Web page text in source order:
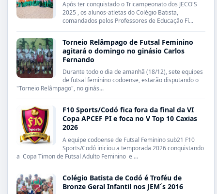
Após ter conquistado o Tricampeonato dos JECO'S
2025 , os alunos-atletas do Colégio Batista,
comandados pelos Professores de Educação Fí...
Torneio Relâmpago de Futsal Feminino
agitará o domingo no ginásio Carlos
Fernando
Durante todo o dia de amanhã (18/12), sete equipes
de futsal feminino codoense, estarão disputando o
"Torneio Relâmpago", no ginás...
F10 Sports/Codó fica fora da final da VI
Copa APCEF PI e foca no V Top 10 Caxias
2026
A equipe codoense de Futsal Feminino sub21 F10
Sports/Codó iniciou a temporada 2026 conquistando
a Copa Timon de Futsal Adulto Feminino e ...
Colégio Batista de Codó é Troféu de
Bronze Geral Infantil nos JEM´s 2016